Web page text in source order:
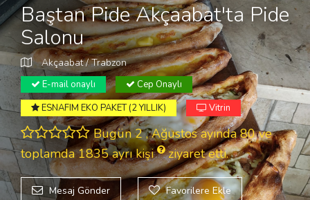
Baştan Pide Akçaabat'ta Pide
Salonu
Akçaabat / Trabzon
E-mail onaylı
Cep Onaylı
ESNAFIM EKO PAKET (2 YILLIK)
Vitrin
Bugün 2 , Ağustos ayında 80 ve
toplamda 1835ayrı kişi ziyaret etti.
Mesaj Gönder Favorilere Ekle